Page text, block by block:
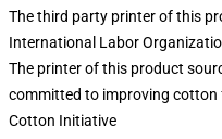
The third party printer of this
International Labor
The printer of this product
committed to improving
Cotton Initiative